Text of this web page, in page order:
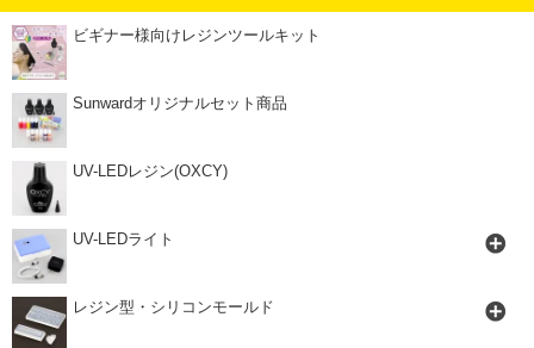
ビギナー様向けレジンツールキット
Sunwardオリジナルセット商品
UV-LEDレジン(OXCY)
UV-LEDライト
レジン型・シリコンモールド